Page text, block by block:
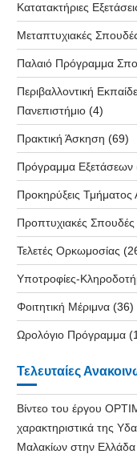
Κατατακτήριες
Μεταπτυχιακές
Παλαιό Πρόγραμμα
Περιβαλλοντική
Πανεπιστήμιο(4)
Πρακτική Άσκηση (69)
Πρόγραμμα Εξετάσεων
Προκηρύξεις Τμήματος
Προπτυχιακές Σπουδές
Τελετές Ορκωμοσίας
Υποτροφίες-
Φοιτητική Μέριμνα(36)
Ωρολόγιο Πρόγραμμα
Τελευταίες
Βίντεο του έργου
χαρακτηριστικά της
Μαλακίων στην Ελλάδα